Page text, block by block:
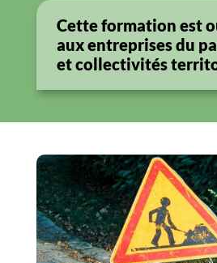
Cette formation est
aux entreprises du
et collectivités